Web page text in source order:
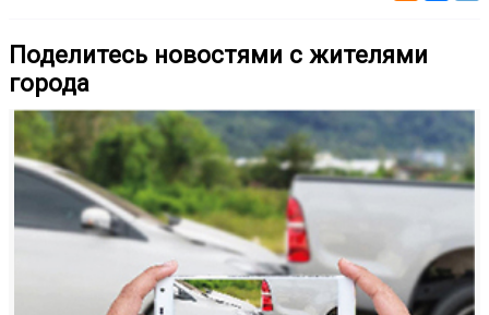
Поделитесь новостями с жителями
города